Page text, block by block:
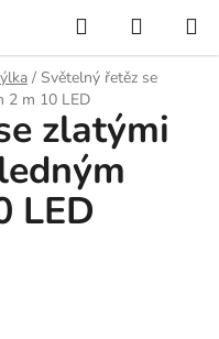
Hledat
KOŠÍK
/ Světelný řetěz se
2 m 10 LED
zlatými
LED